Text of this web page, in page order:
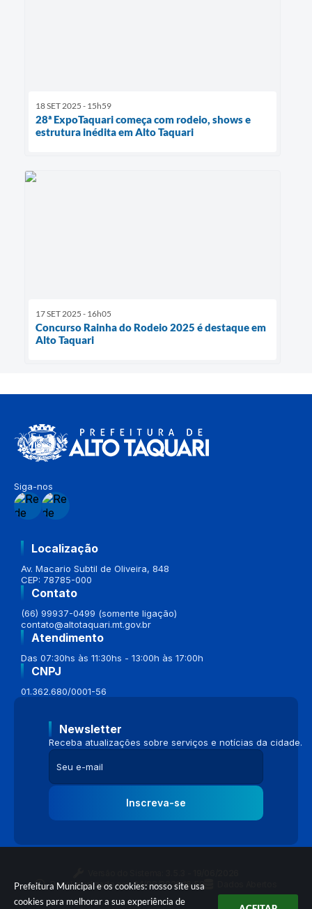
Prefeitura Municipal e os cookies: nosso site usa
cookies para melhorar a sua experiência de
18 SET 2025 - 15h59
28ª ExpoTaquari começa com rodeio, shows e
estrutura inédita em Alto Taquari
17 SET 2025 - 16h05
Concurso Rainha do Rodeio 2025 é destaque em
Alto Taquari
Siga-nos
Localização
Av. Macario Subtil de Oliveira, 848
CEP: 78785-000
Contato
(66) 99937-0499 (somente ligação)
contato@altotaquari.mt.gov.br
Atendimento
Das 07:30hs às 11:30hs - 13:00h às 17:00h
CNPJ
01.362.680/0001-56
Newsletter
Receba atualizações sobre serviços e notícias da cidade.
Inscreva-se
Portal atualizado em:04/08/2026 16:58